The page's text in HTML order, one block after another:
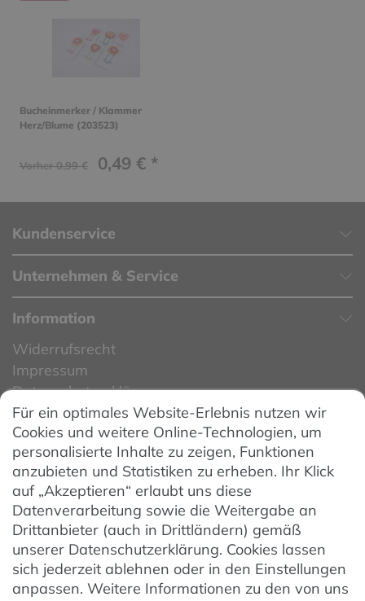
Bucheinmerker / Klammer
Herz/Blume (203523)
Vorher 0,99 € 0,49 € *
Kundenservice
Unternehmen & Service
Information
Widerrufsrecht
Impressum
Datenschutzerklärung
Datenschutzeinstellungen
AGB
Barrierefreiheit
Hinweise zur Batterieentsorgung
Entsorgung von Elektro-Altgeräten
Vertrag widerrufen
Für ein optimales Website-Erlebnis nutzen wir
Cookies und weitere Online-Technologien, um
personalisierte Inhalte zu zeigen, Funktionen
anzubieten und Statistiken zu erheben. Ihr Klick
auf „Akzeptieren“ erlaubt uns diese
Datenverarbeitung sowie die Weitergabe an
Drittanbieter (auch in Drittländern) gemäß
unserer Datenschutzerklärung. Cookies lassen
sich jederzeit ablehnen oder in den Einstellungen
anpassen. Weitere Informationen zu den von uns